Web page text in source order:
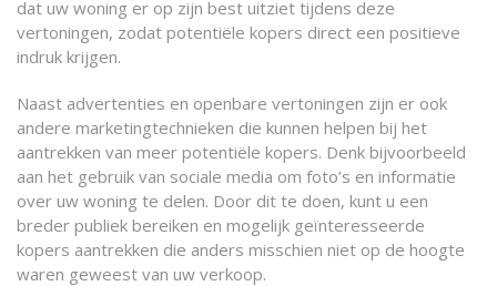
dat uw woning er op zijn best uitziet tijdens deze
vertoningen, zodat potentiële kopers direct een positieve
indruk krijgen.
Naast advertenties en openbare vertoningen zijn er ook
andere marketingtechnieken die kunnen helpen bij het
aantrekken van meer potentiële kopers. Denk bijvoorbeeld
aan het gebruik van sociale media om foto’s en informatie
over uw woning te delen. Door dit te doen, kunt u een
breder publiek bereiken en mogelijk geïnteresseerde
kopers aantrekken die anders misschien niet op de hoogte
waren geweest van uw verkoop.